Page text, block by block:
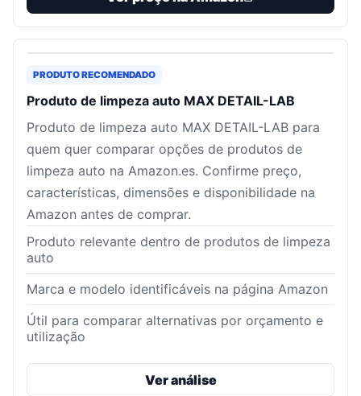
PRODUTO RECOMENDADO
Produto de limpeza auto MAX DETAIL-LAB
Produto de limpeza auto MAX DETAIL-LAB para
quem quer comparar opções de produtos de
limpeza auto na Amazon.es. Confirme preço,
características, dimensões e disponibilidade na
Amazon antes de comprar.
Produto relevante dentro de produtos de limpeza
auto
Marca e modelo identificáveis na página Amazon
Útil para comparar alternativas por orçamento e
utilização
Ver análise